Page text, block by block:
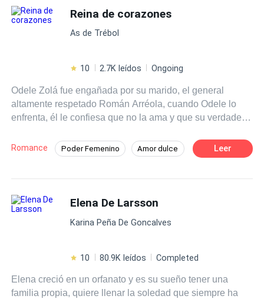
medos.
Reina de corazones
As de Trébol
10 2.7K leídos Ongoing
Odele Zolá fue engañada por su marido, el general
altamente respetado Román Arréola, cuando Odele lo
enfrenta, él le confiesa que no la ama y que su verdadero
discusión, son atacados por miembros de la organización
criminal "La Baraja". Impotente, ve cómo Román salva a
morirá y a Odele se le rompe el corazón una vez más.
Más tarde, Odele despierta en un basurero en otro país,
no sabe cómo llegó a ahí, pero está viva y parece que
idioma de ese lugar, Odele se hace una promesa: Volverá
Romance Poder Femenino Amor dulce
Desafío a las Expectativas
Leer
Elena De Larsson
Karina Peña De Goncalves
10 80.9K leídos Completed
Elena creció en un orfanato y es su sueño tener una
familia propia, quiere llenar la soledad que siempre ha